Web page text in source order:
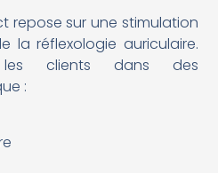
repose sur une stimulation
la réflexologie auriculaire.
les clients dans des
: